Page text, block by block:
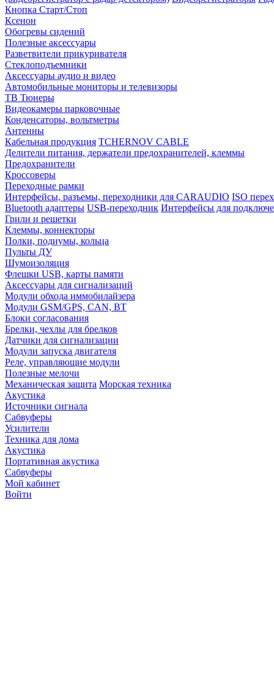
Кнопка Старт/Стоп
Ксенон
Обогревы сидений
Полезные аксессуары
Разветвители прикуривателя
Стеклоподъемники
Аксессуары аудио и видео
Автомобильные мониторы и телевизоры
ТВ Тюнеры
Видеокамеры парковочные
Конденсаторы, вольтметры
Антенны
Кабельная продукция TCHERNOV CABLE
Делители питания, держатели предохранителей, клеммы
Предохранители
Кроссоверы
Переходные рамки
Интерфейсы, разъемы, переходники для CARAUDIO ISO
Bluetooth адаптеры USB-переходник Интерфейсы для
Грили и решетки
Клеммы, коннекторы
Полки, подиумы, кольца
Пульты ДУ
Шумоизоляция
Флешки USB, карты памяти
Аксессуары для сигнализаций
Модули обхода иммобилайзера
Модули GSM/GPS, CAN, BT
Блоки согласования
Брелки, чехлы для брелков
Датчики для сигнализации
Модули запуска двигателя
Реле, управляющие модули
Полезные мелочи
Механическая защита Морская техника
Акустика
Источники сигнала
Сабвуферы
Усилители
Техника для дома
Акустика
Портативная акустика
Сабвуферы
Мой кабинет
Войти